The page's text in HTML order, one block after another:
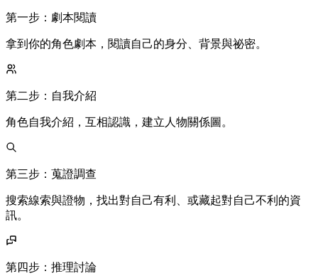
第一步： 劇本閱讀
拿到你的角色劇本，閱讀自己的身分、背景與祕密。
第二步： 自我介紹
角色自我介紹，互相認識，建立人物關係圖。
第三步： 蒐證調查
搜索線索與證物，找出對自己有利、或藏起對自己不利的資
訊。
第四步： 推理討論